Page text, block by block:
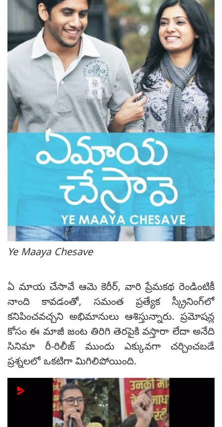
Ye Maaya Chesave
ఏ మాయ చేసావే ఆమె కెరీర్, వారి ప్రేమకథ రెండింటికీ
నాంది కావడంతో, సమంత ప్రత్యేక స్క్రీనింగ్‌లో
కనిపించవచ్చని అభిమానులు ఆశిస్తున్నారు. ప్రమోషన్ల
కోసం ఈ మాజీ జంట తిరిగి తెరపైకి వస్తారా లేదా అనేది
సినిమా రీ-రిలీజ్ ముందు ఎక్కువగా చర్చించబడే
ప్రశ్నలలో ఒకటిగా మిగిలిపోయింది.